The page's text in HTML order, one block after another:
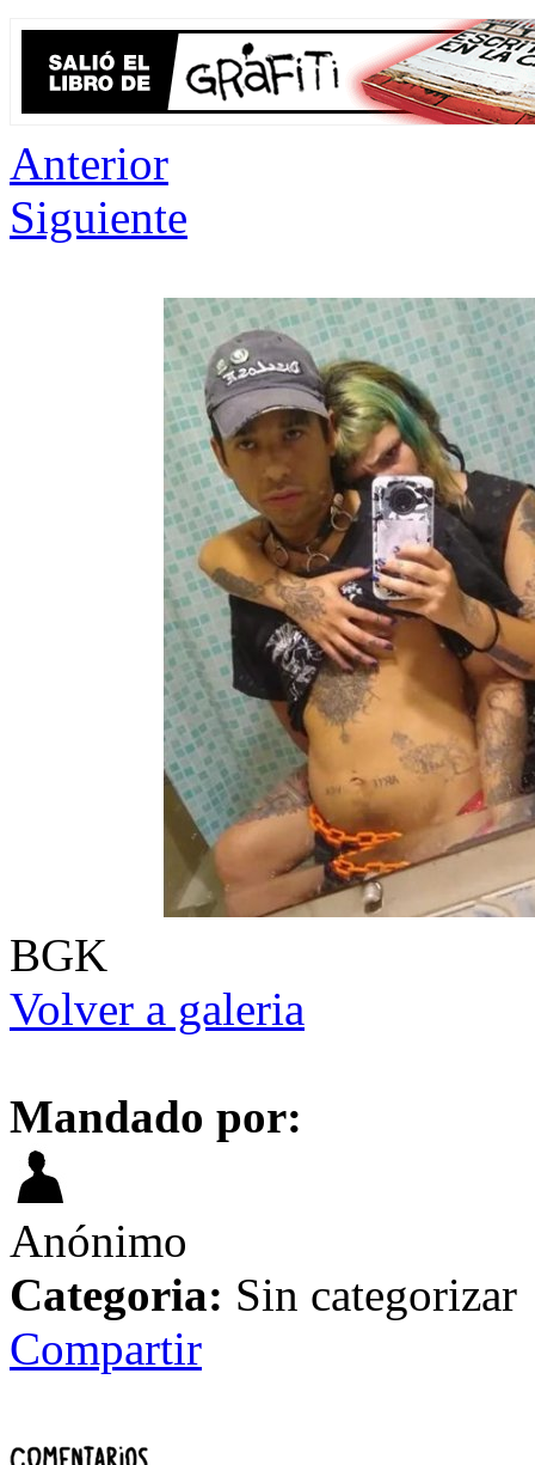
Anterior
Siguiente
BGK
Volver a galeria
Mandado por:
Anónimo
Categoria: Sin categorizar
Compartir